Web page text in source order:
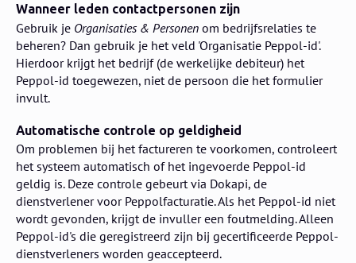
Wanneer leden contactpersonen zijn
Gebruik je Organisaties & Personen om bedrijfsrelaties te
beheren? Dan gebruik je het veld 'Organisatie Peppol-id'.
Hierdoor krijgt het bedrijf (de werkelijke debiteur) het
Peppol-id toegewezen, niet de persoon die het formulier
invult.
Automatische controle op geldigheid
Om problemen bij het factureren te voorkomen, controleert
het systeem automatisch of het ingevoerde Peppol-id
geldig is. Deze controle gebeurt via Dokapi, de
dienstverlener voor Peppolfacturatie. Als het Peppol-id niet
wordt gevonden, krijgt de invuller een foutmelding. Alleen
Peppol-id's die geregistreerd zijn bij gecertificeerde Peppol-
dienstverleners worden geaccepteerd.